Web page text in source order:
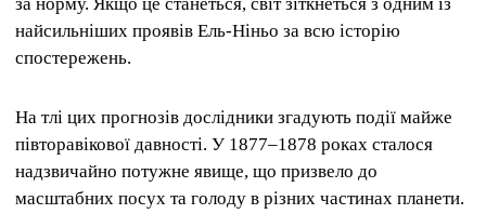
найсильніших проявів Ель-Ніньо за всю історію
спостережень.
На тлі цих прогнозів дослідники згадують події майже
півторавікової давності. У 1877–1878 роках сталося
надзвичайно потужне явище, що призвело до
масштабних посух та голоду в різних частинах планети.